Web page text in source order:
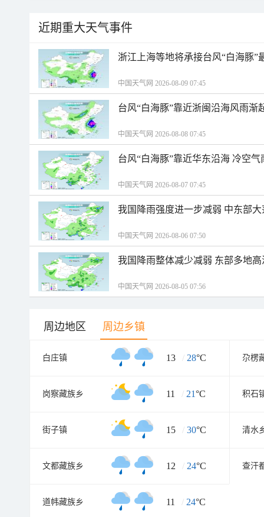
近期重大天气事件
浙江上海等地将承接台风“白海豚”
中国天气网 2026-08-09 07:45
台风“白海豚”靠近浙闽沿海风雨渐
中国天气网 2026-08-08 07:45
台风“白海豚”靠近华东沿海 冷空
中国天气网 2026-08-07 07:45
我国降雨强度进一步减弱 中东部
中国天气网 2026-08-06 07:50
我国降雨整体减少减弱 东部多地
中国天气网 2026-08-05 07:56
周边地区 周边乡镇
白庄镇 13 / 28°C 尕楞
岗察藏族乡 11 / 21°C 积石
街子镇 15 / 30°C 清水
文都藏族乡 12 / 24°C 查汗
道帏藏族乡 11 / 24°C